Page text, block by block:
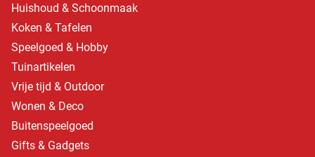
Huishoud & Schoonmaak
Koken & Tafelen
Speelgoed & Hobby
Tuinartikelen
Vrije tijd & Outdoor
Wonen & Deco
Buitenspeelgoed
Gifts & Gadgets